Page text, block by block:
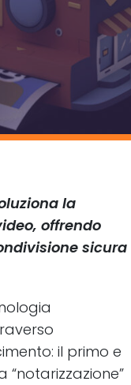
la
offrendo
sicura
il primo e